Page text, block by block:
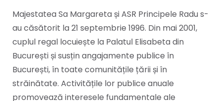
Majestatea Sa Margareta și ASR Principele Radu s-
au căsătorit la 21 septembrie 1996. Din mai 2001,
cuplul regal locuiește la Palatul Elisabeta din
București și susțin angajamente publice în
București, în toate comunitățile țării și în
străinătate. Activitățile lor publice anuale
promovează interesele fundamentale ale